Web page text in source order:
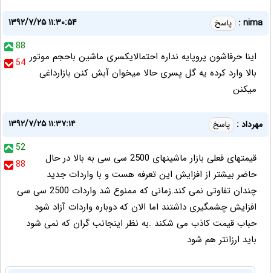
nima : پاسخ
۱۳۹۲/۷/۲۵ ۱۱:۳۰:۵۴
88
54 اینا حرفاشون پروپایه نداره احتمالایکسری ماشین باحجم موتور
بالا وارد کرده یه گل پسری حالا میخوان آبش کنن بازارداغی
میکنن
مهرداد : پاسخ
۱۳۹۲/۷/۲۵ ۱۱:۳۷:۱۴
52
88
قیمتهای فعلی بازار ماشینهای 2500 سی سی به بالا در حال
حاضر بیشتر از افزایش این تعرفه هست و با واردات جدید
چندان تفاوتی نمی کند.زمانی که ممنوع شد واردات 2500 سی سی
افزایش چشمگیری داشتند اما الان که دوباره واردات آزاد شود
حباب قیمت کاذب می شکند .به نظر اینجانب گران که نمی شود
باید ارزانتر هم شود